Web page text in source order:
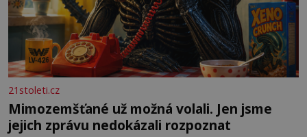
21stoleti.cz
Mimozemšťané už možná volali. Jen jsme
jejich zprávu nedokázali rozpoznat